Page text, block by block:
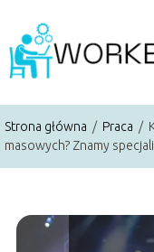
Strona główna / Praca /
masowych? Znamy